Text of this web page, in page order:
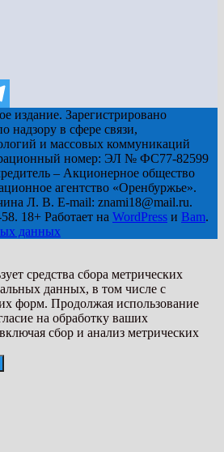
издание. Зарегистрировано
надзору в сфере связи,
и массовых коммуникаций
номер: ЭЛ № ФС77-82599
– Акционерное общество
агентство «Оренбуржье».
Л. В. E-mail: znami18@mail.ru.
18+ Работает на WordPress и Bam.
данных
средства сбора метрических
данных, в том числе с
форм. Продолжая использование
на обработку ваших
сбор и анализ метрических